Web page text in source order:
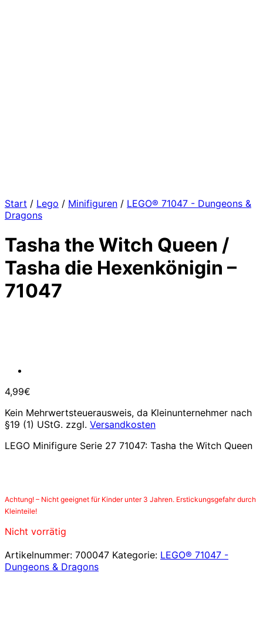
Start / Lego / Minifiguren / LEGO® 71047 - Dungeons &
Dragons
Tasha the Witch Queen /
Tasha die Hexenkönigin –
71047
4,99€
Kein Mehrwertsteuerausweis, da Kleinunternehmer nach
§19 (1) UStG. zzgl. Versandkosten
LEGO Minifigure Serie 27 71047: Tasha the Witch Queen
Achtung! – Nicht geeignet für Kinder unter 3 Jahren. Erstickungsgefahr durch
Kleinteile!
Nicht vorrätig
Artikelnummer: 700047 Kategorie: LEGO® 71047 -
Dungeons & Dragons